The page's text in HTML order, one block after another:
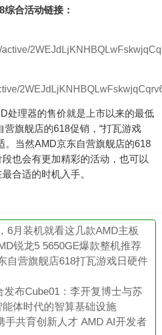
合活动链接：
active/
处理器的售价就是上市以来的最低
旗舰店的618促销，“打瓦游戏
。当然AMD京东自营旗舰店的618
也会有更加精彩的活动，也可以
合适的时机入手。
6月装机就看这几款AMD主板
锐龙5 5650GE爆款整机推荐
自营旗舰店618打瓦游戏日硬件
布Cube01：李开复博士与苏
体时代的智算基础设施
手共育创新人才 AMD AI开发者